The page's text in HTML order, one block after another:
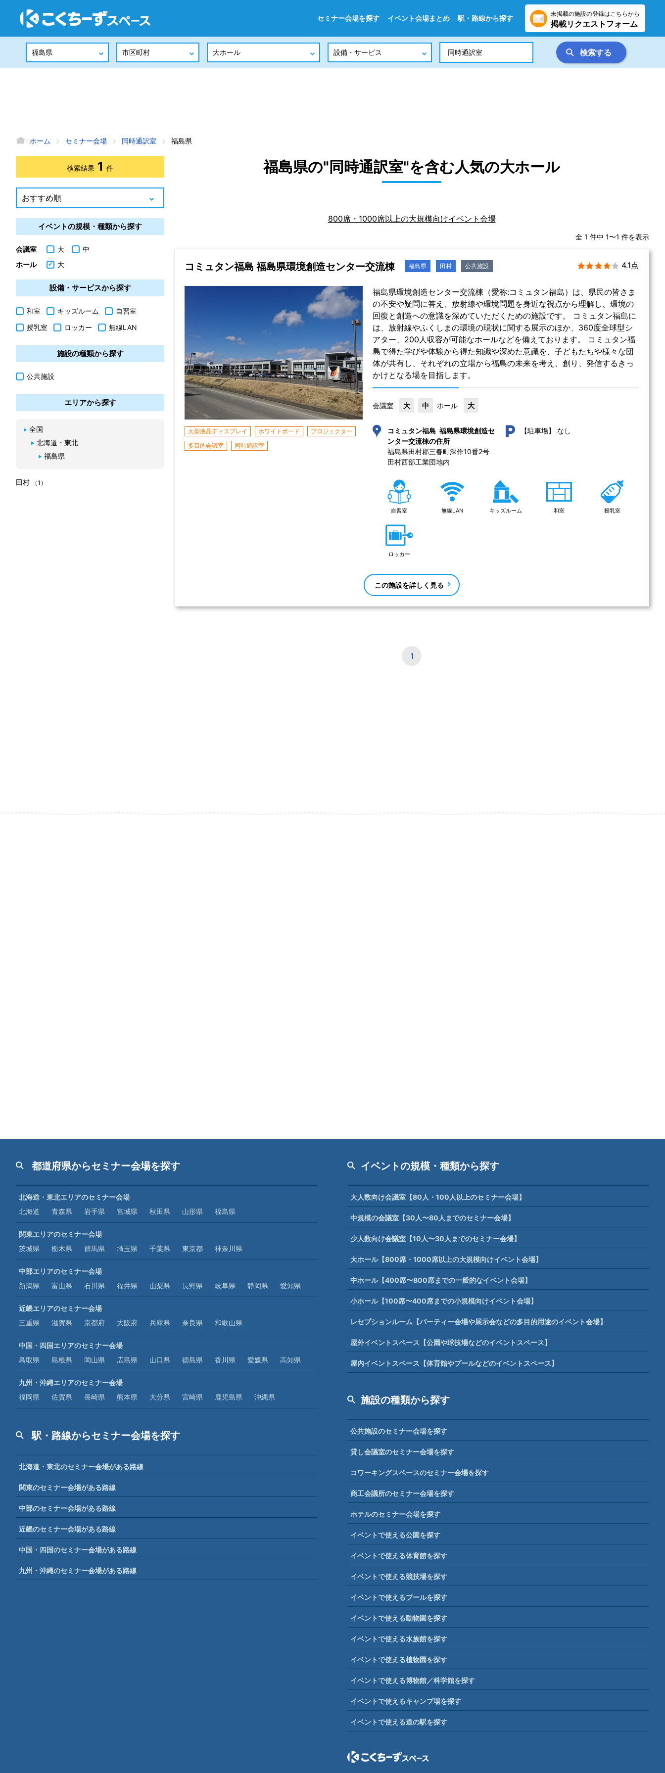
セミナー会場を探す イベント会場まとめ 駅・路線から探す
未掲載の施設の登録はこちらから
掲載リクエストフォーム
検索する
ホーム セミナー会場 同時通訳室 福島県
福島県の"同時通訳室"を含む人気の大ホール
800席・1000席以上の大規模向けイベント会場
全 1 件中 1〜1 件を表示
コミュタン福島 福島県環境創造センター交流棟 福島県 田村 公共施設 4.1点
大型液晶ディスプレイ ホワイトボード
プロジェクター
多目的会議室
同時通訳室
福島県環境創造センター交流棟（愛称:コミュタン福島）は、県民の皆さま
の不安や疑問に答え、放射線や環境問題を身近な視点から理解し、環境の
回復と創造への意識を深めていただくための施設です。 コミュタン福島に
は、放射線やふくしまの環境の現状に関する展示のほか、360度全球型シ
アター、200人収容が可能なホールなどを備えております。 コミュタン福
島で得た学びや体験から得た知識や深めた意識を、子どもたちや様々な団
体が共有し、それぞれの立場から福島の未来を考え、創り、発信するきっ
かけとなる場を目指します。
会議室 大 中 ホール 大
コミュタン福島 福島県環境創造セ
ンター交流棟の住所
福島県田村郡三春町深作10番2号
田村西部工業団地内
【駐車場】 なし
自習室 無線LAN キッズルーム 和室 授乳室
ロッカー
この施設を詳しく見る
1
検索結果 1 件
イベントの規模・種類から探す
会議室 大
中
ホール
大
設備・サービスから探す
和室 キッズルーム
自習室
授乳室
ロッカー 無線LAN
施設の種類から探す
公共施設
エリアから探す
全国
北海道・東北
福島県
田村 （1）
都道府県からセミナー会場を探す
北海道・東北エリアのセミナー会場
北海道
青森県 岩手県 宮城県 秋田県 山形県 福島県
関東エリアのセミナー会場
茨城県
栃木県 群馬県 埼玉県 千葉県 東京都 神奈川県
中部エリアのセミナー会場
新潟県
富山県 石川県 福井県 山梨県 長野県 岐阜県 静岡県 愛知県
近畿エリアのセミナー会場
三重県
滋賀県 京都府 大阪府 兵庫県 奈良県 和歌山県
中国・四国エリアのセミナー会場
鳥取県
島根県 岡山県 広島県 山口県 徳島県 香川県 愛媛県 高知県
九州・沖縄エリアのセミナー会場
福岡県
佐賀県 長崎県 熊本県 大分県 宮崎県 鹿児島県 沖縄県
駅・路線からセミナー会場を探す
北海道・東北のセミナー会場がある路線
関東のセミナー会場がある路線
中部のセミナー会場がある路線
近畿のセミナー会場がある路線
中国・四国のセミナー会場がある路線
九州・沖縄のセミナー会場がある路線
イベントの規模・種類から探す
大人数向け会議室【80人・100人以上のセミナー会場】
中規模の会議室【30人〜80人までのセミナー会場】
少人数向け会議室【10人〜30人までのセミナー会場】
大ホール【800席・1000席以上の大規模向けイベント会場】
中ホール【400席〜800席までの一般的なイベント会場】
小ホール【100席〜400席までの小規模向けイベント会場】
レセプションルーム【パーティー会場や展示会などの多目的用途のイベント会場】
屋外イベントスペース【公園や球技場などのイベントスペース】
屋内イベントスペース【体育館やプールなどのイベントスペース】
施設の種類から探す
公共施設のセミナー会場を探す
貸し会議室のセミナー会場を探す
コワーキングスペースのセミナー会場を探す
商工会議所のセミナー会場を探す
ホテルのセミナー会場を探す
イベントで使える公園を探す
イベントで使える体育館を探す
イベントで使える競技場を探す
イベントで使えるプールを探す
イベントで使える動物園を探す
イベントで使える水族館を探す
イベントで使える植物園を探す
イベントで使える博物館／科学館を探す
イベントで使えるキャンプ場を探す
イベントで使える道の駅を探す